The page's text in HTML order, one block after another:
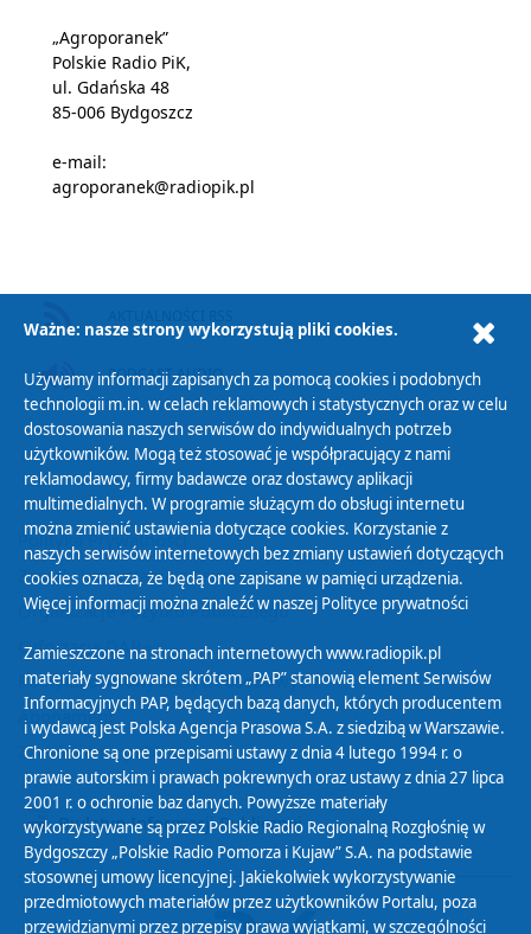
„Agroporanek”
Polskie Radio PiK,
ul. Gdańska 48
85-006 Bydgoszcz
e-mail:
agroporanek@radiopik.pl
PODCAST AUDIO
Polityka Prywatności
Zasady korzystania z Serwisu
Organizacje Pożytku Publicznego
Cyfryzacja DAB+
Polityka ochrony danych osobowych
Abonament
Zamówienia publiczne
Biuletyn Informacji Publicznej
Ważne: nasze strony wykorzystują pliki cookies.
Używamy informacji zapisanych za pomocą cookies i podobnych
technologii m.in. w celach reklamowych i statystycznych oraz w celu
dostosowania naszych serwisów do indywidualnych potrzeb
użytkowników. Mogą też stosować je współpracujący z nami
reklamodawcy, firmy badawcze oraz dostawcy aplikacji
multimedialnych. W programie służącym do obsługi internetu
można zmienić ustawienia dotyczące cookies. Korzystanie z
naszych serwisów internetowych bez zmiany ustawień dotyczących
cookies oznacza, że będą one zapisane w pamięci urządzenia.
Więcej informacji można znaleźć w naszej Polityce prywatności
Zamieszczone na stronach internetowych www.radiopik.pl
materiały sygnowane skrótem „PAP” stanowią element Serwisów
Informacyjnych PAP, będących bazą danych, których producentem
i wydawcą jest Polska Agencja Prasowa S.A. z siedzibą w Warszawie.
Chronione są one przepisami ustawy z dnia 4 lutego 1994 r. o
prawie autorskim i prawach pokrewnych oraz ustawy z dnia 27 lipca
2001 r. o ochronie baz danych. Powyższe materiały
wykorzystywane są przez Polskie Radio Regionalną Rozgłośnię w
Bydgoszczy „Polskie Radio Pomorza i Kujaw” S.A. na podstawie
stosownej umowy licencyjnej. Jakiekolwiek wykorzystywanie
przedmiotowych materiałów przez użytkowników Portalu, poza
przewidzianymi przez przepisy prawa wyjątkami, w szczególności